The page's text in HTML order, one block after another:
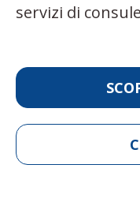
servizi di